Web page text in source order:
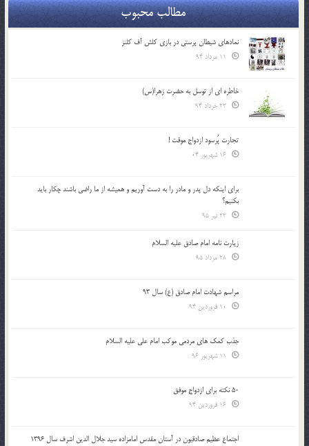
مطالب محبوب
نمادهای شیطان پرستی در بازی کلش آف کلنز
خاطره ای از توسل به حضرت زهرا(س)
تجارت پُرسود ازدواج موقت !
براي اينكه دل پدر و مادر را به دست آوريم و هميشه از ما راضي باشند چكار بايد
بكنيم؟
زیارت نامه امام صادق علیه السلام
مراسم شهادت امام صادق (ع) سال 93
جذب کمک های مردمی موکب امام علی علیه السلام
50 نکته برای ازدواج موفق
اجتماع عظیم صادقیون در آستان مقدس امامزاده سید جلال الدین اشرف سال 1396